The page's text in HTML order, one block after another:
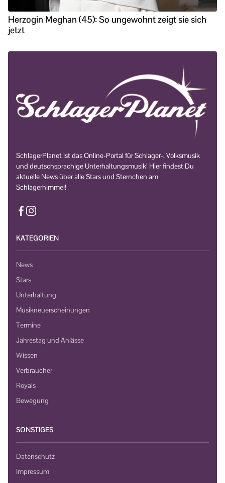
Herzogin Meghan (45): So ungewohnt zeigt sie sich
jetzt
SchlagerPlanet ist das Online-Portal für Schlager-, Volksmusik
und deutschsprachige Unterhaltungsmusik! Hier findest Du
aktuelle News über alle Stars und Sternchen am
Schlagerhimmel!
KATEGORIEN
News
Stars
Unterhaltung
Musikneuerscheinungen
Termine
Jahrestag und Anlässe
Wissen
Verbraucher
Royals
Bewegung
SONSTIGES
Datenschutz
Impressum